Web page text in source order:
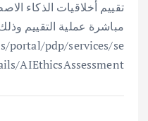
تقييم أخلاقيات الذكاء
مباشرة عملية التقييم
portal/pdp/services/se
AIEthicsAssessment